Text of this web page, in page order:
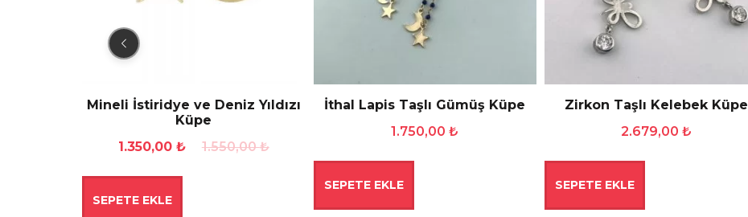
Mineli İstiridye ve Deniz Yıldızı
Küpe
1.550,00₺
Orijinal
1.350,00 ₺
Şu
SEPETE EKLE
İthal Lapis Taşlı Gümüş Küpe
1.750,00₺
SEPETE EKLE
Zirkon Taşlı Kelebek Küpe
2.679,00 ₺
SEPETE EKLE